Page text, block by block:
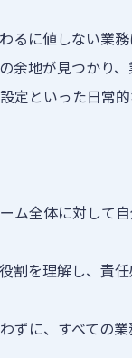
るに値しない業
地が見つかり、
定といった日常
ム全体に対して
割を理解し、責
ずに、すべての